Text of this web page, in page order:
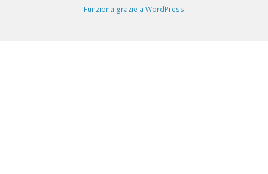
Funziona grazie a WordPress